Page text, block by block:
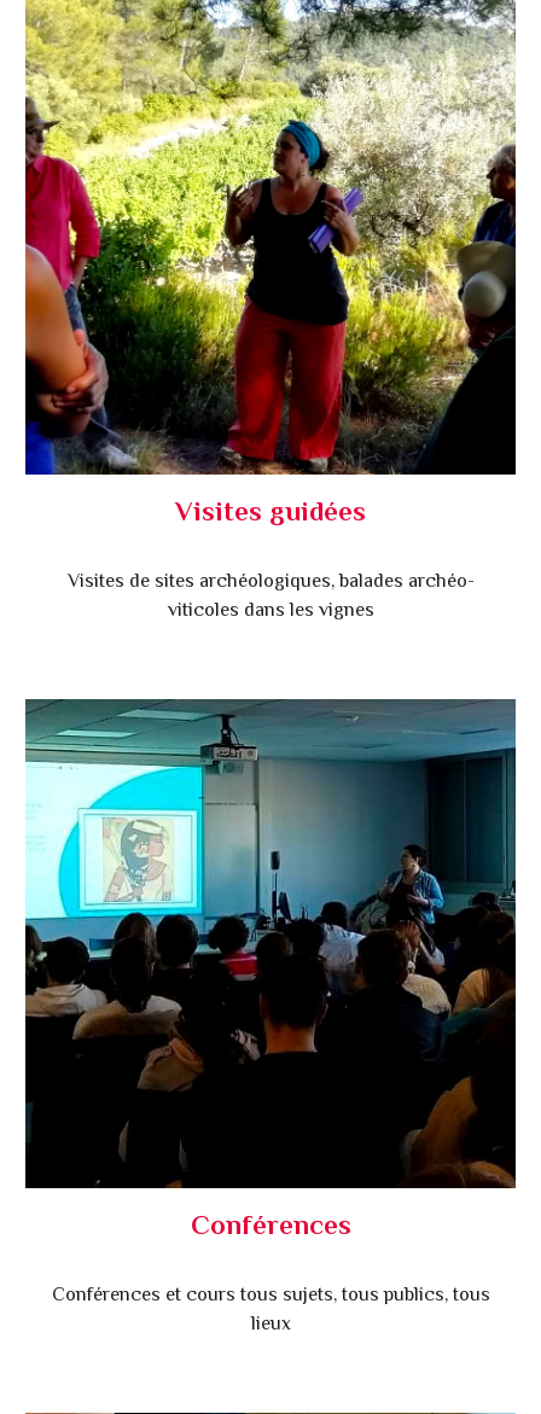
Visites guidées
Visites de sites archéologiques, balades archéo-
viticoles dans les vignes
Conférences
Conférences et cours tous sujets, tous publics, tous
lieux